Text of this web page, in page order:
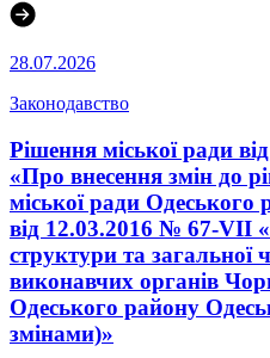
28.07.2026
Законодавство
Рішення міської ради
«Про внесення змін до
міської ради Одеського
від 12.03.2016 № 67-VІI
структури та загальної
виконавчих органів
Одеського району
змінами)»